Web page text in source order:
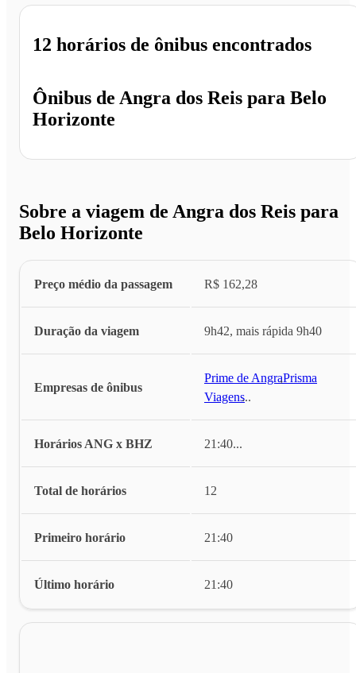
Ônibus de Angra dos Reis para Belo
Horizonte
12 horários de ônibus encontrados
Sobre a viagem de Angra dos Reis para
Belo Horizonte
Preço médio da passagem R$ 162,28
Duração da viagem 9h42, mais rápida 9h40
Empresas de ônibus
Prime de Angra,Prisma
Viagens...
Horários ANG x BHZ 21:40...
Total de horários 12
Primeiro horário 21:40
Último horário 21:40